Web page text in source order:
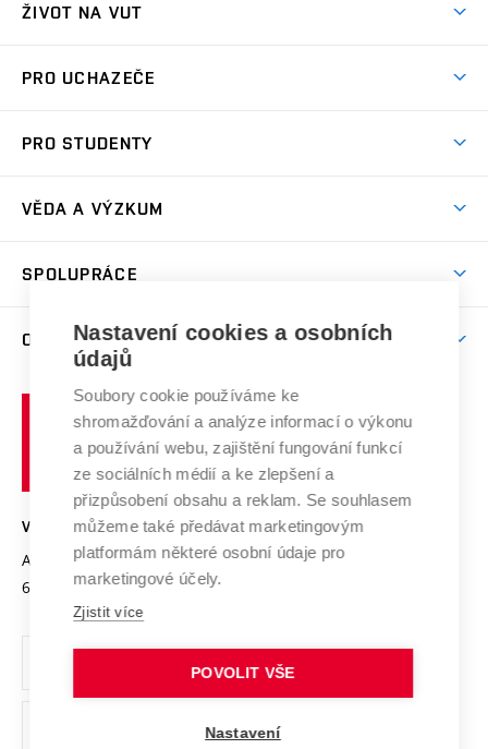
ŽIVOT NA VUT
Koleje
Sport na VUT
Brno
PRO UCHAZEČE
Dny otevřených dveří
Celoživotní vzdělávání
E-přihláška
PRO STUDENTY
Harmonogram akademického roku
Závěrečné práce
Doktorské studium
Zpracování osobních údajů studentů
Sociální bezpečí
Studium bez bariér
Podpora podnikání
VĚDA A VÝZKUM
Mezinárodní vědecká rada
Systém zajišťování kvality výzkumu
Výzkumné infrastruktury
Transfer znalostí
Open Science
Projekty
Projekty ze strukturálních fondů
Specifický výzkum
SPOLUPRÁCE
Zahraniční spolupráce
Spolupráce se školami
Služby univerzity
Mezinárodní dohody
Univerzitní sítě
O UNIVERZITĚ
Profil univerzity
Udržitelná univerzita
Podnikavá univerzita / ContriBUTe
Bezpečná univerzita
Vyznamenání
Organizační struktura
Ochrana osobních údajů
učení
technické
VYSOKÉ UČENÍ TECHNICKÉ V BRNĚ
Antonínská 548/1
602 00 Brno
www.vut.cz
vut@vutbr.cz
Nastavení cookies a osobních
údajů
Soubory cookie používáme ke
shromažďování a analýze informací o výkonu
a používání webu, zajištění fungování funkcí
ze sociálních médií a ke zlepšení a
přizpůsobení obsahu a reklam. Se souhlasem
můžeme také předávat marketingovým
platformám některé osobní údaje pro
marketingové účely.
Zjistit více
POVOLIT VŠE
Nastavení